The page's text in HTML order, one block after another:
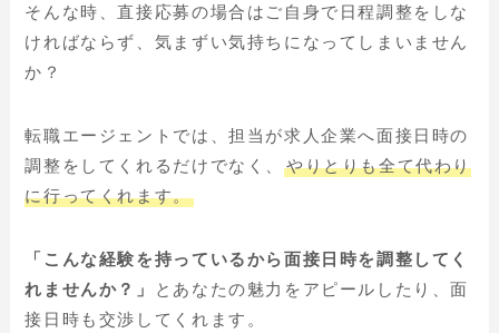
そんな時、直接応募の場合はご自身で日程調整をしな
ければならず、気まずい気持ちになってしまいません
か？
転職エージェントでは、担当が求人企業へ面接日時の
調整をしてくれるだけでなく、
やりとりも全て代わり
に行ってくれます。
「こんな経験を持っているから面接日時を調整してく
れませんか？」
とあなたの魅力をアピールしたり、面
接日時も交渉してくれます。